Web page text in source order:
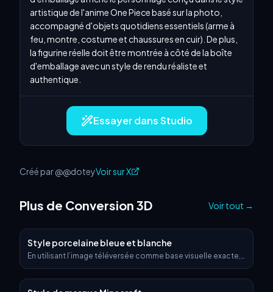
artistique de l'anime One Piece basé sur la photo,
accompagné d'objets quotidiens essentiels (arme à
feu, montre, costume et chaussures en cuir). De plus,
la figurine réelle doit être montrée à côté de la boîte
d'emballage avec un style de rendu réaliste et
authentique.
Essayer dans Studio
Créé par @@doteyVoir sur X
Plus de Conversion 3D Voir tout →
Style porcelaine bleue et blanche
En utilisant l’image téléversée comme base visuelle exacte,